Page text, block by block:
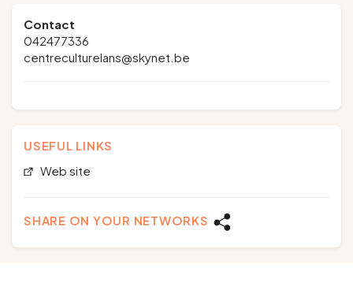
Contact
042477336
centreculturelans@skynet.be
USEFUL LINKS
Web site
SHARE ON YOUR NETWORKS